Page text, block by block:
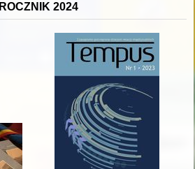
ROCZNIK 2024